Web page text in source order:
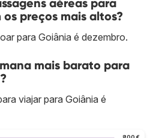
aéreas para
preços mais altos?
para Goiânia é dezembro.
mais barato para
viajar para Goiânia é